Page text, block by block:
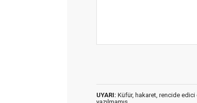
UYARI: Küfür, hakaret, rencide edici